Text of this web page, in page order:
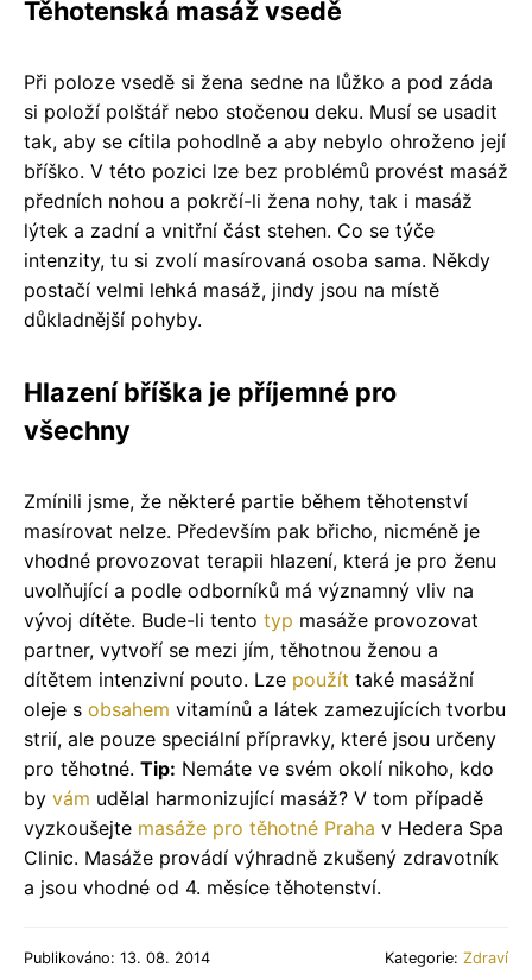
Těhotenská masáž vsedě
Při poloze vsedě si žena sedne na lůžko a pod záda
si položí polštář nebo stočenou deku. Musí se usadit
tak, aby se cítila pohodlně a aby nebylo ohroženo její
bříško. V této pozici lze bez problémů provést masáž
předních nohou a pokrčí-li žena nohy, tak i masáž
lýtek a zadní a vnitřní část stehen. Co se týče
intenzity, tu si zvolí masírovaná osoba sama. Někdy
postačí velmi lehká masáž, jindy jsou na místě
důkladnější pohyby.
Hlazení bříška je příjemné pro
všechny
Zmínili jsme, že některé partie během těhotenství
masírovat nelze. Především pak břicho, nicméně je
vhodné provozovat terapii hlazení, která je pro ženu
uvolňující a podle odborníků má významný vliv na
vývoj dítěte. Bude-li tento typ masáže provozovat
partner, vytvoří se mezi jím, těhotnou ženou a
dítětem intenzivní pouto. Lze použít také masážní
oleje s obsahem vitamínů a látek zamezujících tvorbu
strií, ale pouze speciální přípravky, které jsou určeny
pro těhotné. Tip: Nemáte ve svém okolí nikoho, kdo
by vám udělal harmonizující masáž? V tom případě
vyzkoušejte masáže pro těhotné Praha v Hedera Spa
Clinic. Masáže provádí výhradně zkušený zdravotník
a jsou vhodné od 4. měsíce těhotenství.
Publikováno: 13. 08. 2014 Kategorie: Zdraví